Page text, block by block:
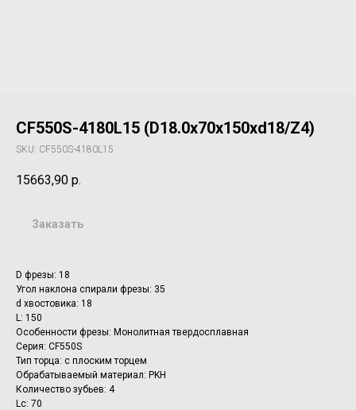
CF550S-4180L15 (D18.0x70x150xd18/Z4)
SKU: CF550S-4180L15
15663,90 р.
Заказать
D фрезы: 18
Угол наклона спирали фрезы: 35
d хвостовика: 18
L: 150
Особенности фрезы: Монолитная твердосплавная
Серия: CF550S
Тип торца: с плоским торцем
Обрабатываемый материал: PKH
Количество зубьев: 4
Lc: 70